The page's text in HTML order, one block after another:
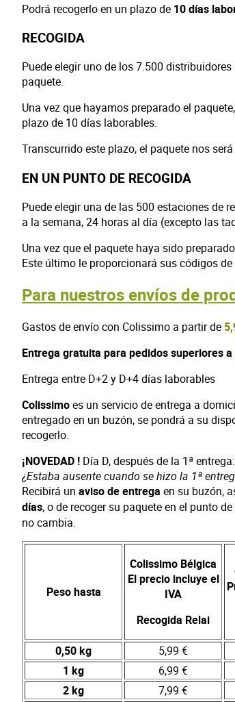
Podrá recogerlo en un plazo de 10 días
RECOGIDA
Puede elegir uno de los 7.500
paquete.
Una vez que hayamos preparado el
plazo de 10 días laborables.
Transcurrido este plazo, el paquete nos
EN UN PUNTO DE RECOGIDA
Puede elegir una de las 500 estaciones de
a la semana, 24 horas al día (excepto las
Una vez que el paquete haya sido
Este último le proporcionará sus códigos
Para nuestros envíos de
Gastos de envío con Colissimo a partir de
Entrega gratuita para pedidos superiores a
Entrega entre D+2 y D+4 días laborables
Colissimoes un servicio de entrega a
entregado en un buzón, se pondrá a su
recogerlo.
¡NOVEDAD ! Día D, después de la 1ª
¿Estaba ausente cuando se hizo la 1ª
Recibirá un aviso de entrega en su buzón,
días, o de recoger su paquete en el punto
no cambia.
Peso hasta
Colissimo Bélgica
El precio incluye el
IVA
Recogida Relai
0,50 kg 5,99 €
1 kg
6,99 €
2 kg
7,99 €